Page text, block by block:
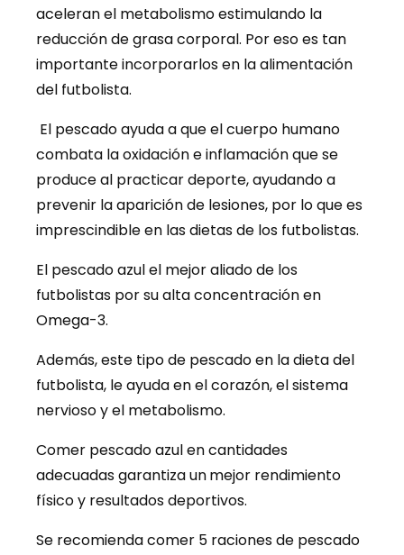
aceleran el metabolismo estimulando la
reducción de grasa corporal. Por eso es tan
importante incorporarlos en la alimentación
del futbolista.
El pescado ayuda a que el cuerpo humano
combata la oxidación e inflamación que se
produce al practicar deporte, ayudando a
prevenir la aparición de lesiones, por lo que es
imprescindible en las dietas de los futbolistas.
El pescado azul el mejor aliado de los
futbolistas por su alta concentración en
Omega-3.
Además, este tipo de pescado en la dieta del
futbolista, le ayuda en el corazón, el sistema
nervioso y el metabolismo.
Comer pescado azul en cantidades
adecuadas garantiza unmejor rendimiento
físico y resultados deportivos.
Se recomienda comer 5 raciones de pescado